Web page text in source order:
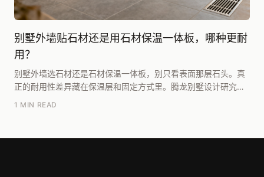
别墅外墙贴石材还是用石材保温一体板，哪种更耐
用？
别墅外墙选石材还是石材保温一体板，别只看表面那层石头。真
正的耐用性差异藏在保温层和固定方式里。腾龙别墅设计研究院
1 MIN READ